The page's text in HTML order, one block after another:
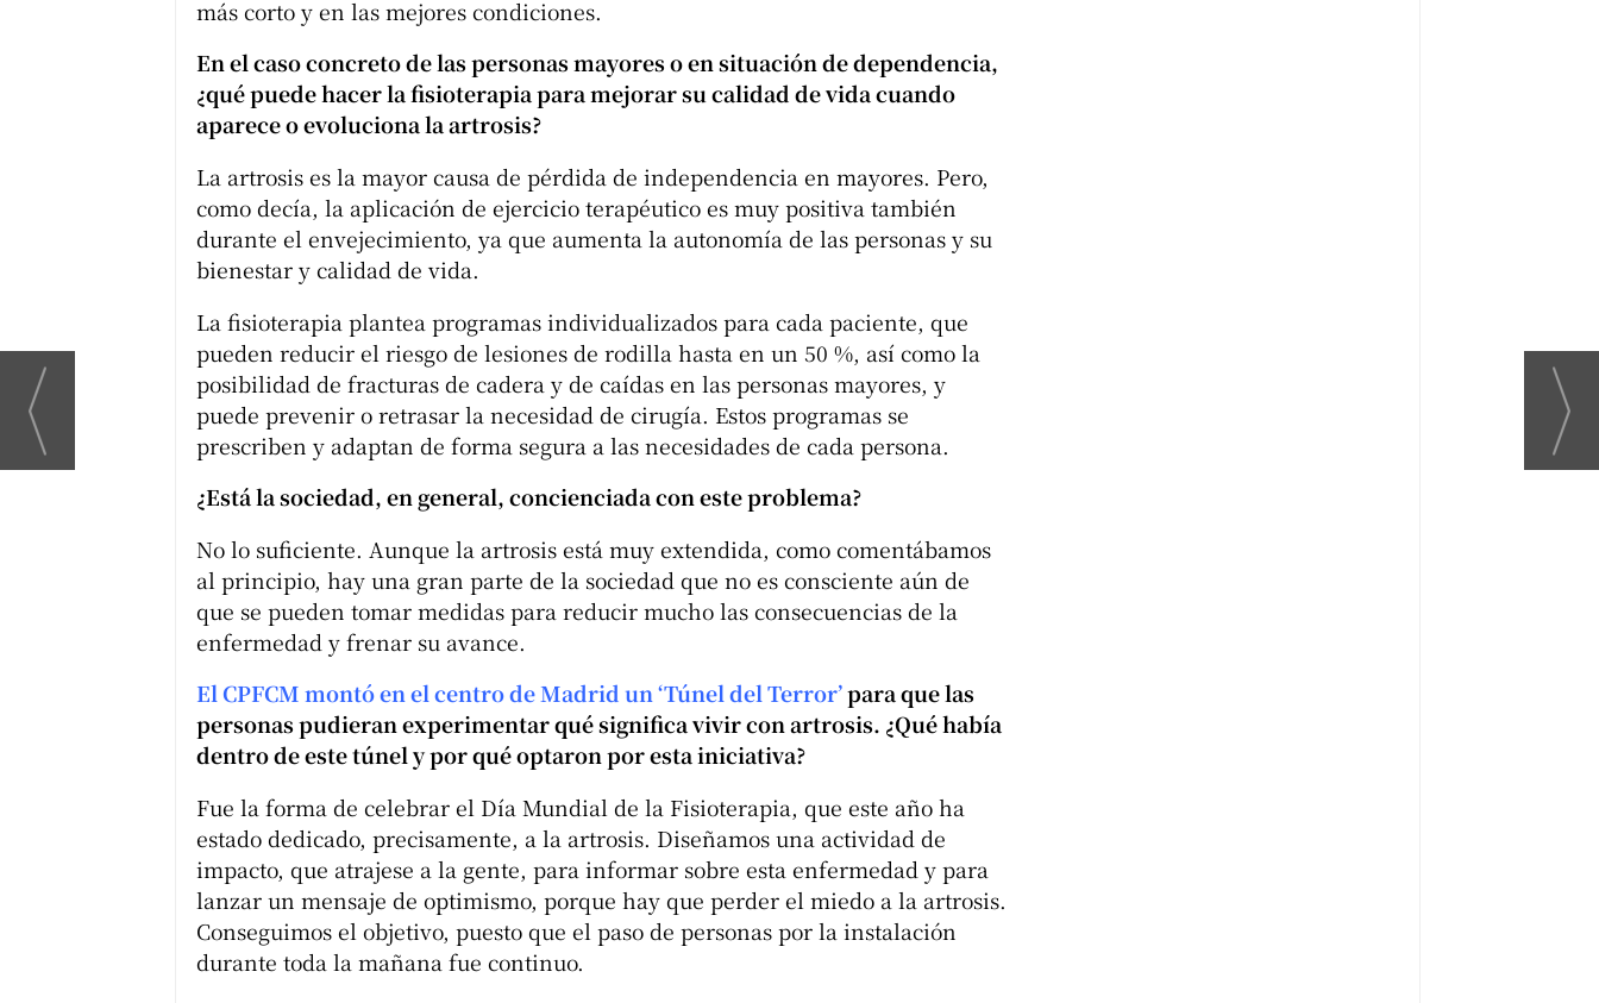
más corto y en las mejores condiciones.
En el caso concreto de las personas mayores o en situación de dependencia,
¿qué puede hacer la fisioterapia para mejorar su calidad de vida cuando
aparece o evoluciona la artrosis?
La artrosis es la mayor causa de pérdida de independencia en mayores. Pero,
como decía, la aplicación de ejercicio terapéutico es muy positiva también
durante el envejecimiento, ya que aumenta la autonomía de las personas y su
bienestar y calidad de vida.
La fisioterapia plantea programas individualizados para cada paciente, que
pueden reducir el riesgo de lesiones de rodilla hasta en un 50 %, así como la
posibilidad de fracturas de cadera y de caídas en las personas mayores, y
puede prevenir o retrasar la necesidad de cirugía. Estos programas se
prescriben y adaptan de forma segura a las necesidades de cada persona.
¿Está la sociedad, en general, concienciada con este problema?
No lo suficiente. Aunque la artrosis está muy extendida, como comentábamos
al principio, hay una gran parte de la sociedad que no es consciente aún de
que se pueden tomar medidas para reducir mucho las consecuencias de la
enfermedad y frenar su avance.
El CPFCM montó en el centro de Madrid un ‘Túnel del Terror’para que las
personas pudieran experimentar qué significa vivir con artrosis. ¿Qué había
dentro de este túnel y por qué optaron por esta iniciativa?
Fue la forma de celebrar el Día Mundial de la Fisioterapia, que este año ha
estado dedicado, precisamente, a la artrosis. Diseñamos una actividad de
impacto, que atrajese a la gente, para informar sobre esta enfermedad y para
lanzar un mensaje de optimismo, porque hay que perder el miedo a la artrosis.
Conseguimos el objetivo, puesto que el paso de personas por la instalación
durante toda la mañana fue continuo.